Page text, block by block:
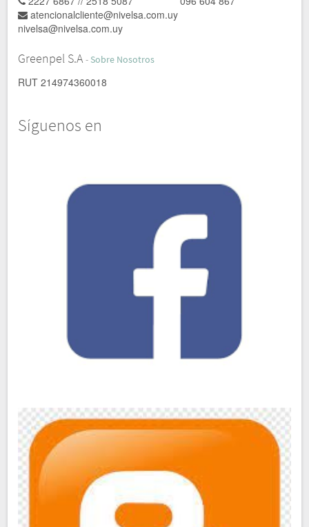
atencionalcliente@nivelsa.com.uy
nivelsa@nivelsa.com.uy
Greenpel S.A - Sobre Nosotros
RUT 214974360018
Síguenos en